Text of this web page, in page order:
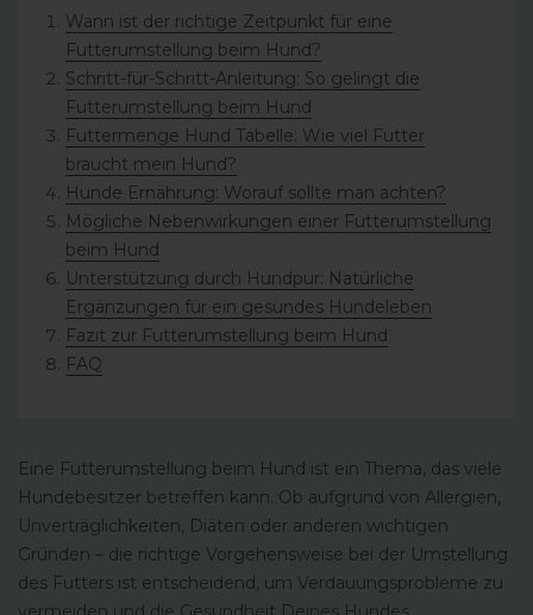
Wann ist der richtige Zeitpunkt für eine
Futterumstellung beim Hund?
Schritt-für-Schritt-Anleitung: So gelingt die
Futterumstellung beim Hund
Futtermenge Hund Tabelle: Wie viel Futter
braucht mein Hund?
Hunde Ernährung: Worauf sollte man achten?
Mögliche Nebenwirkungen einer Futterumstellung
beim Hund
Unterstützung durch Hundpur: Natürliche
Ergänzungen für ein gesundes Hundeleben
Fazit zur Futterumstellung beim Hund
FAQ
Eine Futterumstellung beim Hund ist ein Thema, das viele
Hundebesitzer betreffen kann. Ob aufgrund von Allergien,
Unverträglichkeiten, Diäten oder anderen wichtigen
Gründen – die richtige Vorgehensweise bei der Umstellung
des Futters ist entscheidend, um Verdauungsprobleme zu